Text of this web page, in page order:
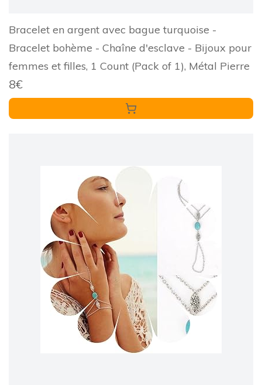
Bracelet en argent avec bague turquoise -
Bracelet bohème - Chaîne d'esclave - Bijoux pour
femmes et filles, 1 Count (Pack of 1), Métal Pierre
8€